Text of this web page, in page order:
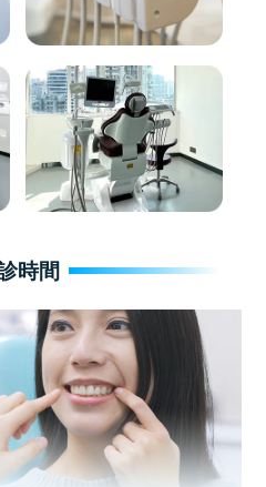
時間